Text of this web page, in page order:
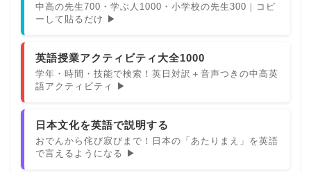
中高の先生700・学ぶ人1000・小学校の先生300｜コピ
ーして貼るだけ ▶
英語授業アクティビティ大全1000
学年・時間・技能で検索！英日対訳＋音声つきの中高英
語アクティビティ ▶
日本文化を英語で説明する
おでんから侘び寂びまで！日本の「あたりまえ」を英語
で言えるようになる ▶